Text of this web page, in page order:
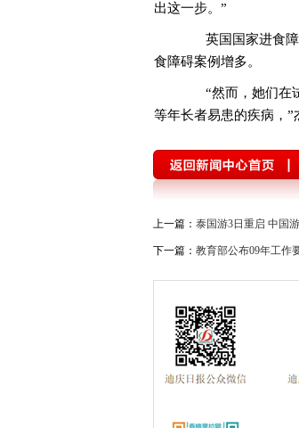
出这一步。”
英国国家进食障
食障碍案例增多。
“然而，她们在试
等年长者易患的疾病，”
上一篇： 泰国游3日重启 中国
下一篇： 教育部公布09年工作